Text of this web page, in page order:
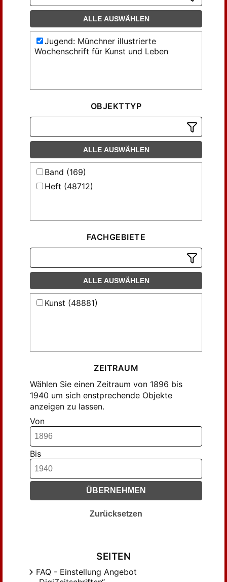
ALLE AUSWÄHLEN
Jugend: Münchner illustrierte
Wochenschrift für Kunst und Leben
OBJEKTTYP
ALLE AUSWÄHLEN
Band (169)
Heft (48712)
FACHGEBIETE
ALLE AUSWÄHLEN
Kunst (48881)
ZEITRAUM
Wählen Sie einen Zeitraum von 1896 bis
1940 um sich enstprechende Objekte
anzeigen zu lassen.
Von
Bis
ÜBERNEHMEN
Zurücksetzen
SEITEN
FAQ - Einstellung Angebot